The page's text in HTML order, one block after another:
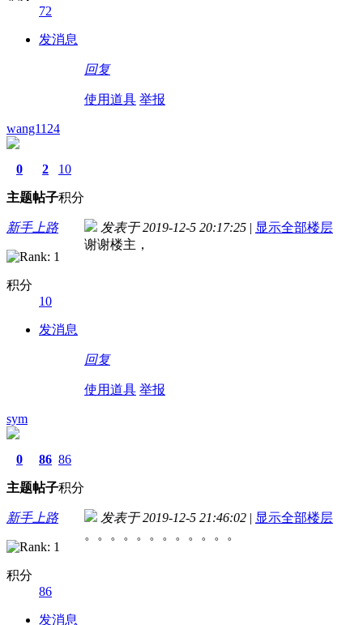
72
发消息
回复
使用道具 举报
wang1124
0
主题
2
帖子
10
积分
新手上路
积分
10
发消息
发表于 2019-12-5 20:17:25 | 显示全部楼层
谢谢楼主，
回复
使用道具 举报
sym
0
主题
86
帖子
86
积分
新手上路
积分
86
发消息
发表于 2019-12-5 21:46:02 | 显示全部楼层
。。。。。。。。。。。。